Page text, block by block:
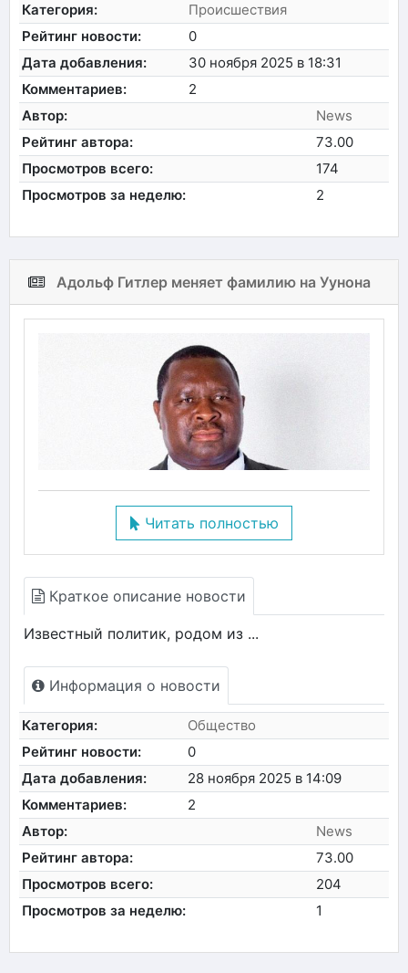
Категория:
Происшествия
Рейтинг новости:
0
Дата добавления:
30 ноября 2025 в 18:31
Комментариев:
2
Автор:
News
Рейтинг автора:
73.00
Просмотров всего:
174
Просмотров за неделю:
2
Адольф Гитлер меняет фамилию на Уунона
Читать полностью
Краткое описание новости
Известный политик, родом из ...
Информация о новости
Категория:
Общество
Рейтинг новости:
0
Дата добавления:
28 ноября 2025 в 14:09
Комментариев:
2
Автор:
News
Рейтинг автора:
73.00
Просмотров всего:
204
Просмотров за неделю:
1